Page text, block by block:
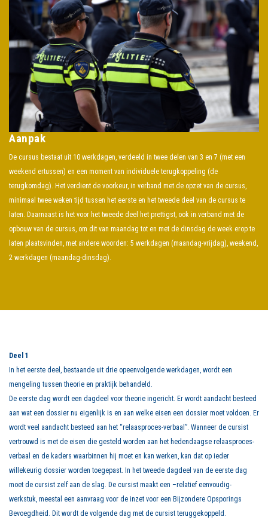
Aanpak
De cursus bestaat uit 10 werkdagen, verdeeld in twee delen van 3 en 7 (met een
weekend ertussen) en een moment van individuele terugkoppeling (de
terugkomdag). Het verdient de voorkeur, in verband met de opzet van de cursus,
minimaal twee weken tijd tussen het eerste en het tweede deel van de cursus te
laten. Daarnaast is het voor het tweede deel het prettigst, ook in verband met de
opbouw van de cursus, om dit van maandag tot en met de dinsdag de week erop te
laten plaatsvinden, met andere woorden: 5 werkdagen (maandag-vrijdag), weekend,
2 werkdagen (maandag-dinsdag).
Deel 1
In het eerste deel, bestaande uit drie opeenvolgende werkdagen, wordt een
mengeling tussen theorie en praktijk behandeld.
De eerste dag wordt een dagdeel voor theorie ingericht. Er wordt aandacht besteed
aan wat een dossier nu eigenlijk is en aan welke eisen een dossier moet voldoen. Er
wordt veel aandacht besteed aan het “relaasproces-verbaal”. Wanneer de cursist
vertrouwd is met de eisen die gesteld worden aan het hedendaagse relaasproces-
verbaal en de kaders waarbinnen hij moet en kan werken, kan dat op ieder
willekeurig dossier worden toegepast. In het tweede dagdeel van de eerste dag
moet de cursist zelf aan de slag. De cursist maakt een –relatief eenvoudig-
werkstuk, meestal een aanvraag voor de inzet voor een Bijzondere Opsporings
Bevoegdheid. Dit wordt de volgende dag met de cursist teruggekoppeld.